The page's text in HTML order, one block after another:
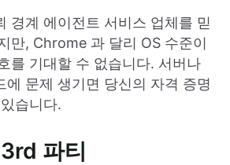
경계 에이전트 서비스 업체를 믿
만, Chrome 과 달리 OS 수준이
를 기대할 수 없습니다. 서버나
에 문제 생기면 당신의 자격 증명
습니다.
파티